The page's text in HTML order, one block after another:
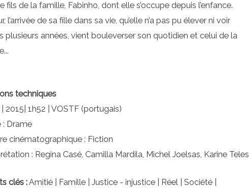
fils de la famille, Fabinho, dont elle s’occupe depuis l’enfance.
l’arrivée de sa fille dans sa vie, qu’elle n’a pas pu élever ni voir
plusieurs années, vient bouleverser son quotidien et celui de la
techniques
| 2015| 1h52 | VOSTF (portugais)
: Drame
cinématographique : Fiction
: Regina Casé, Camilla Mardila, Michel Joelsas, Karine Teles
clés :Amitié | Famille | Justice - injustice | Réel | Société |